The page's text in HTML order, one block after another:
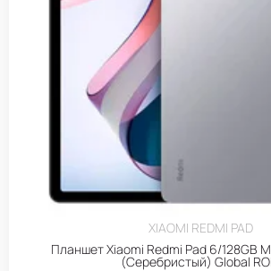
XIAOMI REDMI PAD
Планшет Xiaomi Redmi Pad 6/128GB
(Серебристый) Global